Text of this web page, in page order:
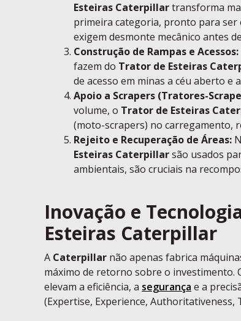
Esteiras Caterpillartransforma
primeira categoria, pronto para ser
exigem desmonte mecânico antes
Construção de Rampas e Acessos:
fazem do Trator de Esteiras
de acesso em minas a céu aberto e
Apoio a Scrapers (Tratores-
volume, o Trator de Esteiras
(moto-scrapers) no carregamento,
Rejeito e Recuperação de Áreas:
Esteiras Caterpillarsão usados
ambientais, são cruciais na
Inovação e
Esteiras Caterpillar
A Caterpillar não apenas fabrica
máximo de retorno sobre o investimento.
elevam a eficiência, a segurança e a
(Expertise, Experience,